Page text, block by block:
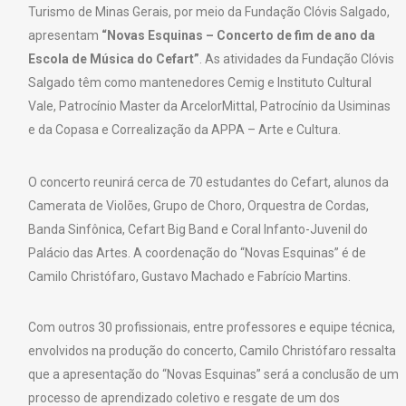
Turismo de Minas Gerais, por meio da Fundação Clóvis Salgado,
apresentam “Novas Esquinas – Concerto de fim de ano da
Escola de Música do Cefart” . As atividades da Fundação Clóvis
Salgado têm como mantenedores Cemig e Instituto Cultural
Vale, Patrocínio Master da ArcelorMittal, Patrocínio da Usiminas
e da Copasa e Correalização da APPA – Arte e Cultura.
O concerto reunirá cerca de 70 estudantes do Cefart, alunos da
Camerata de Violões, Grupo de Choro, Orquestra de Cordas,
Banda Sinfônica, Cefart Big Band e Coral Infanto-Juvenil do
Palácio das Artes. A coordenação do “Novas Esquinas” é de
Camilo Christófaro, Gustavo Machado e Fabrício Martins.
Com outros 30 profissionais, entre professores e equipe técnica,
envolvidos na produção do concerto, Camilo Christófaro ressalta
que a apresentação do “Novas Esquinas” será a conclusão de um
processo de aprendizado coletivo e resgate de um dos